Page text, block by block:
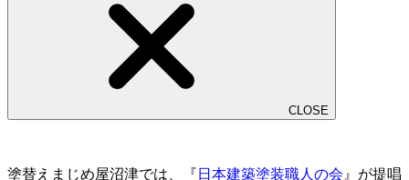
CLOSE
塗替えまじめ屋沼津では、『 日本建築塗装職人の会 』が提唱